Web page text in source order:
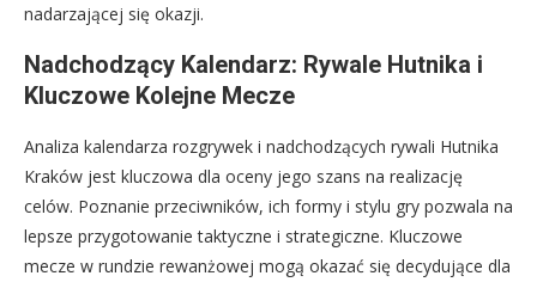
nadarzającej się okazji.
Nadchodzący Kalendarz: Rywale Hutnika i
Kluczowe Kolejne Mecze
Analiza kalendarza rozgrywek i nadchodzących rywali Hutnika
Kraków jest kluczowa dla oceny jego szans na realizację
celów. Poznanie przeciwników, ich formy i stylu gry pozwala na
lepsze przygotowanie taktyczne i strategiczne. Kluczowe
mecze w rundzie rewanżowej mogą okazać się decydujące dla